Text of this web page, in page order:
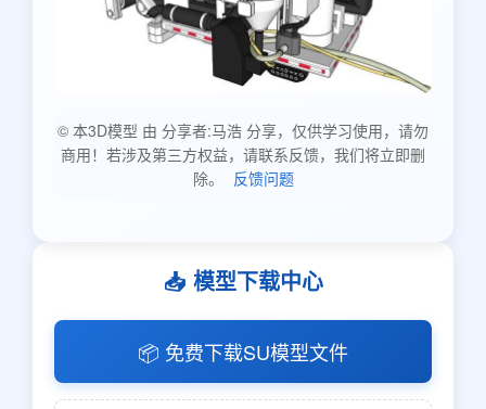
© 本3D模型 由 分享者:马浩 分享，仅供学习使用，请勿
商用！若涉及第三方权益，请联系反馈，我们将立即删
除。
反馈问题
📥 模型下载中心
📦 免费下载SU模型文件